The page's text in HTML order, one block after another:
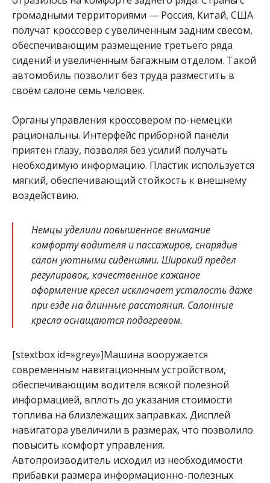
громадными территориями — Россия, Китай, США
получат кроссовер с увеличенным задним свесом,
обеспечивающим размещение третьего ряда
сидений и увеличенным багажным отделом. Такой
автомобиль позволит без труда разместить в
своём салоне семь человек.
Органы управления кроссовером по-немецки
рациональны. Интерфейс приборной панели
приятен глазу, позволяя без усилий получать
необходимую информацию. Пластик используется
мягкий, обеспечивающий стойкость к внешнему
воздействию.
Немцы уделили повышенное внимание
комфорту водителя и пассажиров, снарядив
салон уютными сидениями. Широкий предел
регулировок, качественное кожаное
оформление кресел исключает усталость даже
при езде на длинные расстояния. Салонные
кресла оснащаются подогревом.
[stextbox id=»grey»]Машина вооружается
современным навигационным устройством,
обеспечивающим водителя всякой полезной
информацией, вплоть до указания стоимости
топлива на близлежащих заправках. Дисплей
навигатора увеличили в размерах, что позволило
повысить комфорт управления.
Автопроизводитель исходил из необходимости
прибавки размера информационно-полезных